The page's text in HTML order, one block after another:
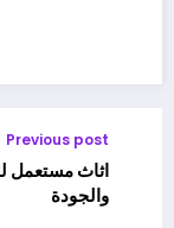
Previous post
اثاث مستعمل
والجودة